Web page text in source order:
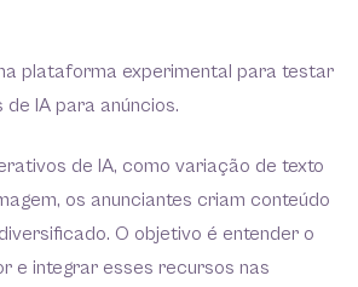
plataforma experimental para testar
IA para anúncios.
de IA, como variação de texto
os anunciantes criam conteúdo
O objetivo é entender o
e integrar esses recursos nas